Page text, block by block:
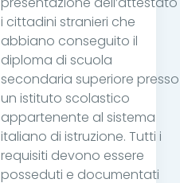
i cittadini stranieri che
abbiano conseguito il
diploma di scuola
secondaria superiore presso
un istituto scolastico
appartenente al sistema
italiano di istruzione. Tutti i
requisiti devono essere
posseduti e documentati